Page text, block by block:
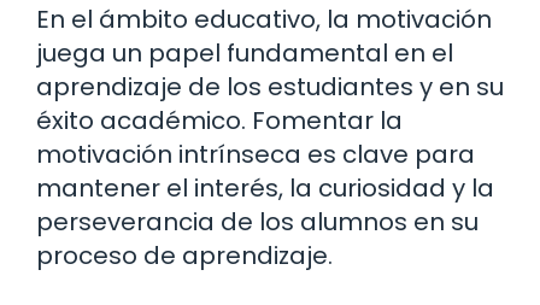
En el ámbito educativo, la motivación
juega un papel fundamental en el
aprendizaje de los estudiantes y en su
éxito académico. Fomentar la
motivación intrínseca es clave para
mantener el interés, la curiosidad y la
perseverancia de los alumnos en su
proceso de aprendizaje.